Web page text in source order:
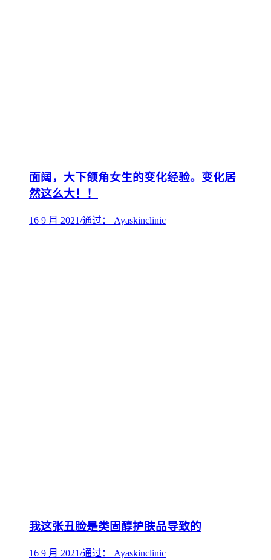
面阔，大下颌角女生的变化经验。变化居
然这么大！！
16 9 月 2021/通过： Ayaskinclinic
我这张丑脸是类固醇护肤品导致的
16 9 月 2021/通过： Ayaskinclinic